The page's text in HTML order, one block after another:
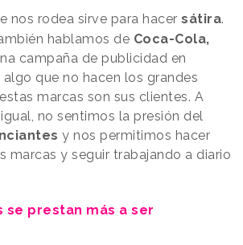
nos rodea sirve para hacer sátira.
hablamos de Coca-Cola,
campaña de publicidad en
que no hacen los grandes
marcas son sus clientes. A
no sentimos la presión del
y nos permitimos hacer
marcas y seguir trabajando a diario
se prestan más a ser